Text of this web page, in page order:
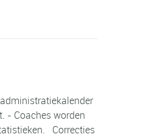
- Coaches worden
Correcties